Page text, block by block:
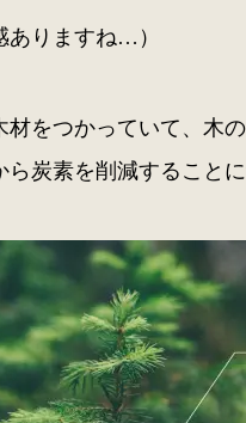
ありますね…）
をつかっていて、木
炭素を削減することに